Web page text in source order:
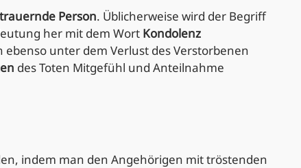
Person. Üblicherweise wird der Begriff
her mit dem Wort Kondolenz
ebenso unter dem Verlust des Verstorbenen
des Toten Mitgefühl und Anteilnahme
indem man den Angehörigen mit tröstenden